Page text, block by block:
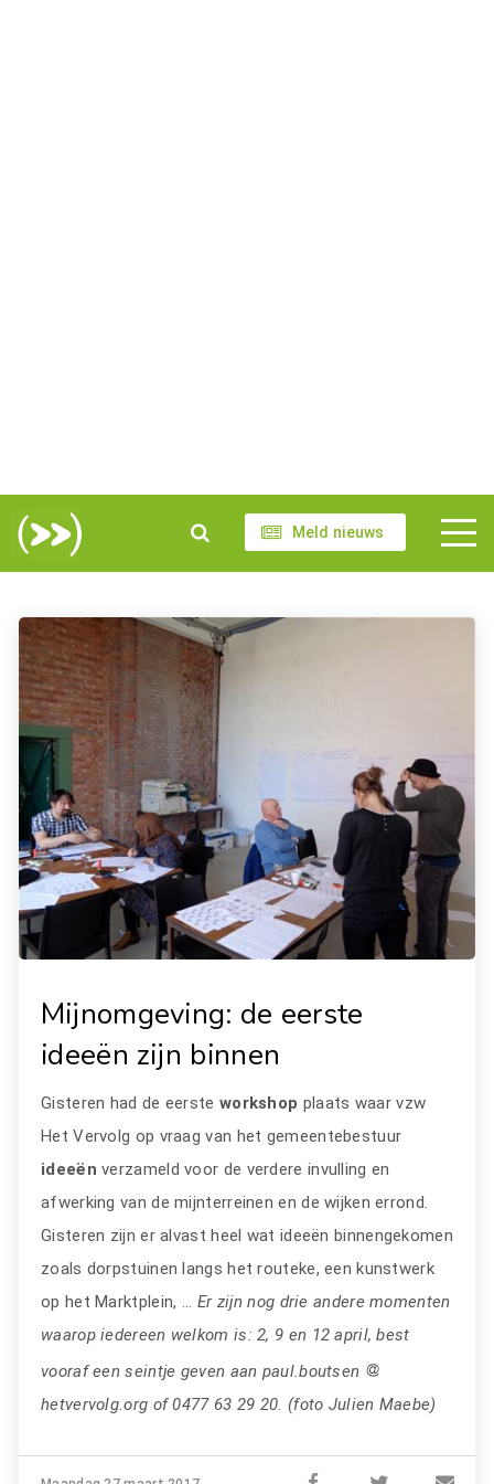
Meld nieuws
Mijnomgeving: de eerste
ideeën zijn binnen
Gisteren had de eerste workshop plaats waar vzw
Het Vervolg op vraag van het gemeentebestuur
ideeënverzameld voor de verdere invulling en
afwerking van de mijnterreinen en de wijken errond.
Gisteren zijn er alvast heel wat ideeën binnengekomen
zoals dorpstuinen langs het routeke, een kunstwerk
op het Marktplein, ... Er zijn nog drie andere momenten
waarop iedereen welkom is: 2, 9 en 12 april, best
vooraf een seintje geven aan paul.boutsen
hetvervolg.org of 0477 63 29 20. (foto Julien Maebe)